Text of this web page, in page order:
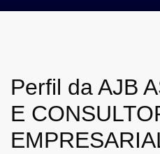
Perfil da AJB
E